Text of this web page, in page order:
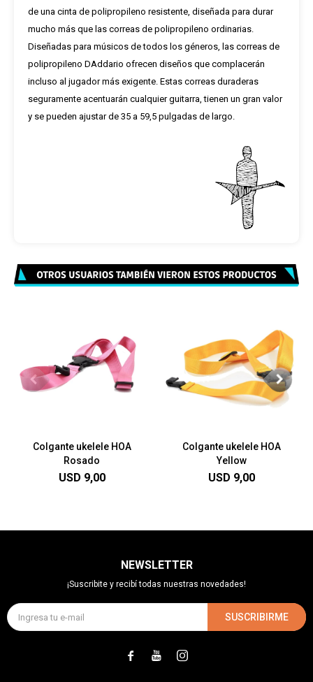
de una cinta de polipropileno resistente, diseñada para durar
mucho más que las correas de polipropileno ordinarias.
Diseñadas para músicos de todos los géneros, las correas de
polipropileno DAddario ofrecen diseños que complacerán
incluso al jugador más exigente. Estas correas duraderas
seguramente acentuarán cualquier guitarra, tienen un gran valor
y se pueden ajustar de 35 a 59,5 pulgadas de largo.
Colgante ukelele HOA
Rosado
USD 9,00
Colgante ukelele HOA
Yellow
USD 9,00
NEWSLETTER
¡Suscribite y recibí todas nuestras novedades!
SUSCRIBIRME
  